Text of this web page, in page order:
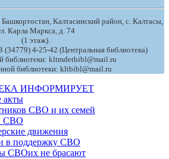
Калтасинский район, с. Калтасы,
Карла Маркса, д. 74
(1 этаж).
(34779) 4-25-42 (Центральная библиотека)
библиотеки: kltmdetbibl@mail.ru
библиотеки: kltbibl@mail.ru
ИНФОРМИРУЕТ
акты
СВО и их семей
СВО
движения
в поддержку СВО
СВОих не брасают